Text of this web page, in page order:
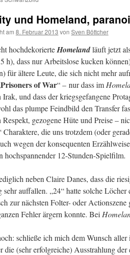
und Homeland,
am 8. Februar 2013 von Sven Böttcher
hochdekorierteHomelandläuft jetzt
h), dass nur Arbeitslose kucken
für ältere Leute, die sich nicht mehr
Prisoners of War“ – nur dass im
Irak, und dass der kriegsgefangene
das plumpe Feindbild den Transfer
Respekt, gezogene Hüte und Preise –
Charaktere, die uns trotzdem (oder
wegen der konsequenten
hochspannender 12-Stunden-Spielfilm.
neben Claire Danes, dass die
sehr auffallen. „24“ hatte solche
zur nächsten Folter- oder
Fehler ärgern konnte. Bei
schließe ich mich dem Wunsch
die (sehr erfolgreiche) Ausstrahlung